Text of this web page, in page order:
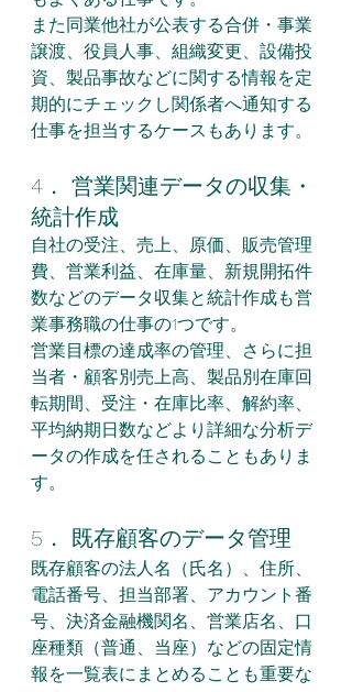
また同業他社が公表する合併・事業
譲渡、役員人事、組織変更、設備投
資、製品事故などに関する情報を定
期的にチェックし関係者へ通知する
仕事を担当するケースもあります。
4． 営業関連データの収集・
統計作成
自社の受注、売上、原価、販売管理
費、営業利益、在庫量、新規開拓件
数などのデータ収集と統計作成も営
業事務職の仕事の1つです。
営業目標の達成率の管理、さらに担
当者・顧客別売上高、製品別在庫回
転期間、受注・在庫比率、解約率、
平均納期日数などより詳細な分析デ
ータの作成を任されることもありま
す。
5． 既存顧客のデータ管理
既存顧客の法人名（氏名）、住所、
電話番号、担当部署、アカウント番
号、決済金融機関名、営業店名、口
座種類（普通、当座）などの固定情
報を一覧表にまとめることも重要な